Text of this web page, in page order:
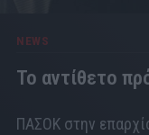
NEWS
Το αντίθετο
ΠΑΣΟΚ στην